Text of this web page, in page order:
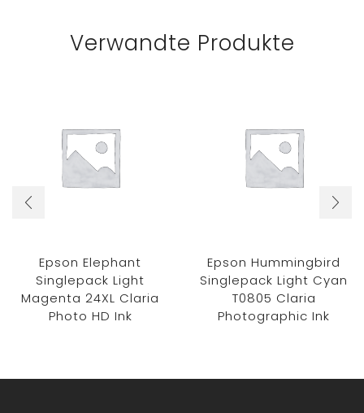
Verwandte Produkte
Epson Elephant
Singlepack Light
Magenta 24XL Claria
Photo HD Ink
Epson Hummingbird
Singlepack Light Cyan
T0805 Claria
Photographic Ink